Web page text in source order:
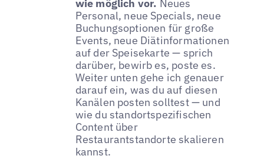
wie möglich vor. Neues
Personal, neue Specials, neue
Buchungsoptionen für große
Events, neue Diätinformationen
auf der Speisekarte — sprich
darüber, bewirb es, poste es.
Weiter unten gehe ich genauer
darauf ein, was du auf diesen
Kanälen posten solltest — und
wie du standortspezifischen
Content über
Restaurantstandorte skalieren
kannst.